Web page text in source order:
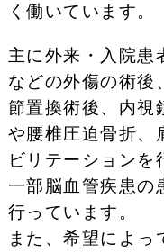
く働いています。
主に外来・入院患
などの外傷の術後
節置換術後、内視
や腰椎圧迫骨折、
ビリテーションを
一部脳血管疾患の
行っています。
また、希望によっ